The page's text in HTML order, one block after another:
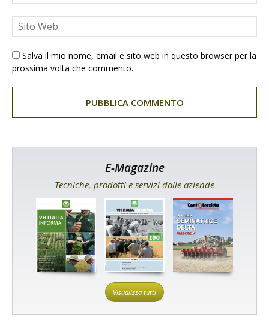
Salva il mio nome, email e sito web in questo browser per la
prossima volta che commento.
E-Magazine
Tecniche, prodotti e servizi dalle aziende
Visualizza tutti